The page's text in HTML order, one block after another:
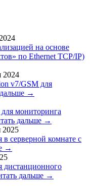
на основе
по Ethernet TCP/IP)
2024
v7/GSM для
→
мониторинга
дальше →
2025
серверной комнате с
→
дистанционного
дальше →